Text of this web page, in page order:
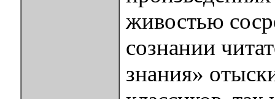
живостью
сознании
знания»